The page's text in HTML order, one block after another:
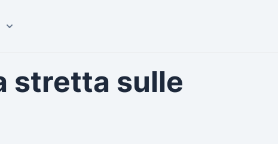
stretta sulle